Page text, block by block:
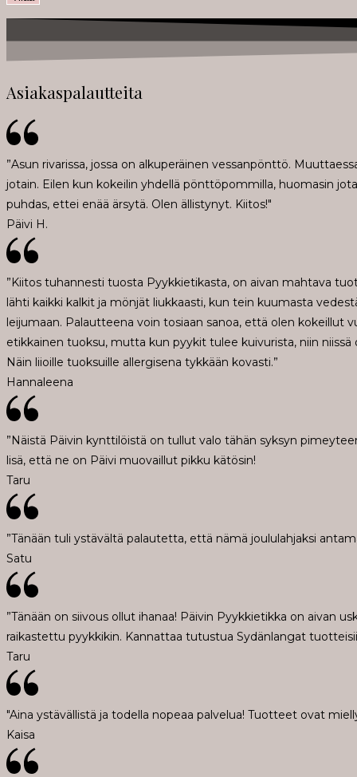
Asiakaspalautteita
”Asun rivarissa, jossa on alkuperäinen vessanpönttö.
jotain. Eilen kun kokeilin yhdellä pönttöpommilla, huomasin
puhdas, ettei enää ärsytä. Olen ällistynyt. Kiitos!"
Päivi H.
”Kiitos tuhannesti tuosta Pyykkietikasta, on aivan mahtava
lähti kaikki kalkit ja mönjät liukkaasti, kun tein kuumasta
leijumaan. Palautteena voin tosiaan sanoa, että olen kokeillut
etikkainen tuoksu, mutta kun pyykit tulee kuivurista, niin
Näin liioille tuoksuille allergisena tykkään kovasti.”
Hannaleena
”Näistä Päivin kynttilöistä on tullut valo tähän syksyn
lisä, että ne on Päivi muovaillut pikku kätösin!
Taru
”Tänään tuli ystävältä palautetta, että nämä joululahjaksi
Satu
”Tänään on siivous ollut ihanaa! Päivin Pyykkietikka on aivan
raikastettu pyykkikin. Kannattaa tutustua Sydänlangat
Taru
"Aina ystävällistä ja todella nopeaa palvelua! Tuotteet ovat
Kaisa